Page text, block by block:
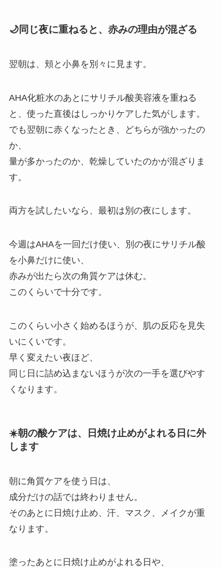
🌙同じ夜に重ねると、赤みの理由が混ざる
翌朝は、頬と小鼻を別々に見ます。
AHA化粧水のあとにサリチル酸美容液を重ねる
と、使った直後はしっかりケアした気がします。
でも翌朝に赤くなったとき、どちらが強かったの
か、
量が多かったのか、乾燥していたのかが混ざりま
す。
両方を試したいなら、最初は別の夜にします。
今週はAHAを一回だけ使い、別の夜にサリチル酸
を小鼻だけに使い、
赤みが出たら次の角質ケアは休む。
このくらいで十分です。
このくらい小さく始めるほうが、肌の反応を見失
いにくいです。
早く変えたい夜ほど、
同じ日に詰め込まないほうが次の一手を選びやす
くなります。
☀️朝の酸ケアは、日焼け止めがよれる日に外
します
朝に角質ケアを使う日は、
成分だけの話では終わりません。
そのあとに日焼け止め、汗、マスク、メイクが重
なります。
塗ったあとに日焼け止めがよれる日や、